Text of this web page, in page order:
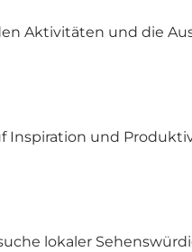
Aktivitäten und die
und
lokaler